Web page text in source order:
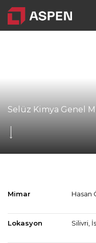
Blog
Selüz Kimya Genel
Mimar Hasan
Lokasyon Silivri,